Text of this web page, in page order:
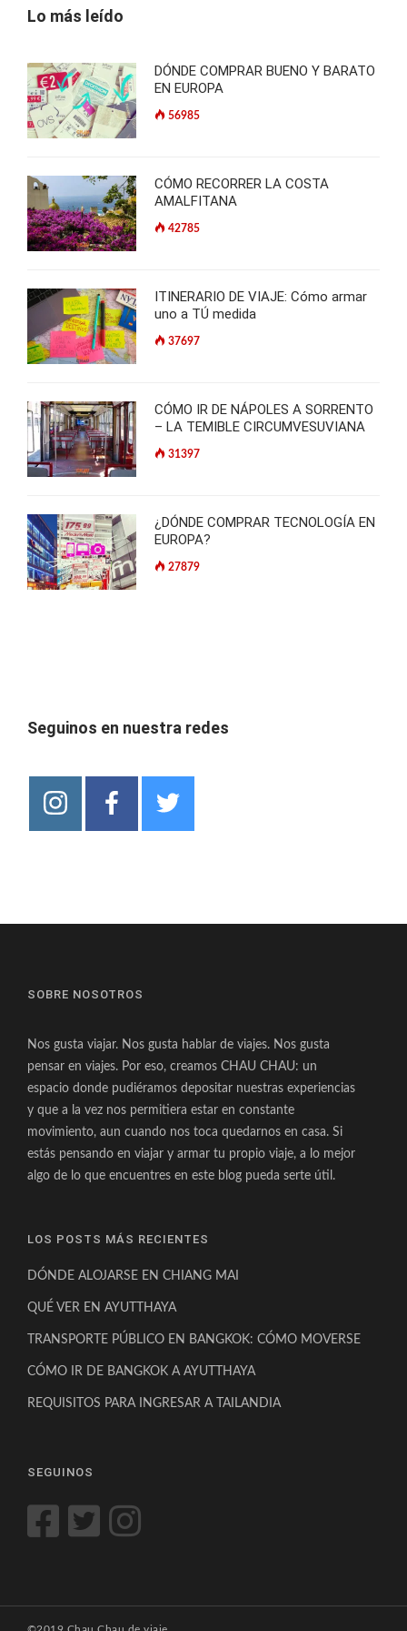
Lo más leído
DÓNDE COMPRAR BUENO Y BARATO
EN EUROPA
56985
CÓMO RECORRER LA COSTA
AMALFITANA
42785
ITINERARIO DE VIAJE: Cómo armar
uno a TÚ medida
37697
CÓMO IR DE NÁPOLES A SORRENTO
– LA TEMIBLE CIRCUMVESUVIANA
31397
¿DÓNDE COMPRAR TECNOLOGÍA EN
EUROPA?
27879
Seguinos en nuestra redes
SOBRE NOSOTROS
Nos gusta viajar. Nos gusta hablar de viajes. Nos gusta
pensar en viajes. Por eso, creamos CHAU CHAU: un
espacio donde pudiéramos depositar nuestras experiencias
y que a la vez nos permitiera estar en constante
movimiento, aun cuando nos toca quedarnos en casa. Si
estás pensando en viajar y armar tu propio viaje, a lo mejor
algo de lo que encuentres en este blog pueda serte útil.
LOS POSTS MÁS RECIENTES
DÓNDE ALOJARSE EN CHIANG MAI
QUÉ VER EN AYUTTHAYA
TRANSPORTE PÚBLICO EN BANGKOK: CÓMO MOVERSE
CÓMO IR DE BANGKOK A AYUTTHAYA
REQUISITOS PARA INGRESAR A TAILANDIA
SEGUINOS